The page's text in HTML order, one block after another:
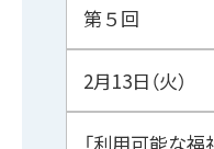
第５回
2月13日（火）
「利用可能な福